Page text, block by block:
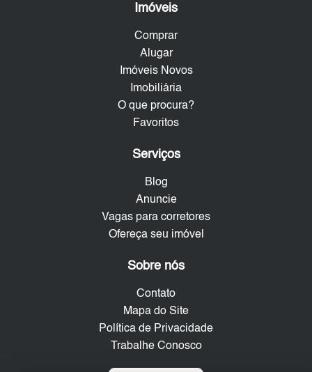
Imóveis
Comprar
Alugar
Imóveis Novos
Imobiliária
O que procura?
Favoritos
Serviços
Blog
Anuncie
Vagas para corretores
Ofereça seu imóvel
Sobre nós
Contato
Mapa do Site
Política de Privacidade
Trabalhe Conosco